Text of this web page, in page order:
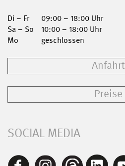
Di – Fr
09:00 – 18:00 Uhr
Sa – So
10:00 – 18:00 Uhr
Mo
geschlossen
Anfahrt
Preise
SOCIAL MEDIA